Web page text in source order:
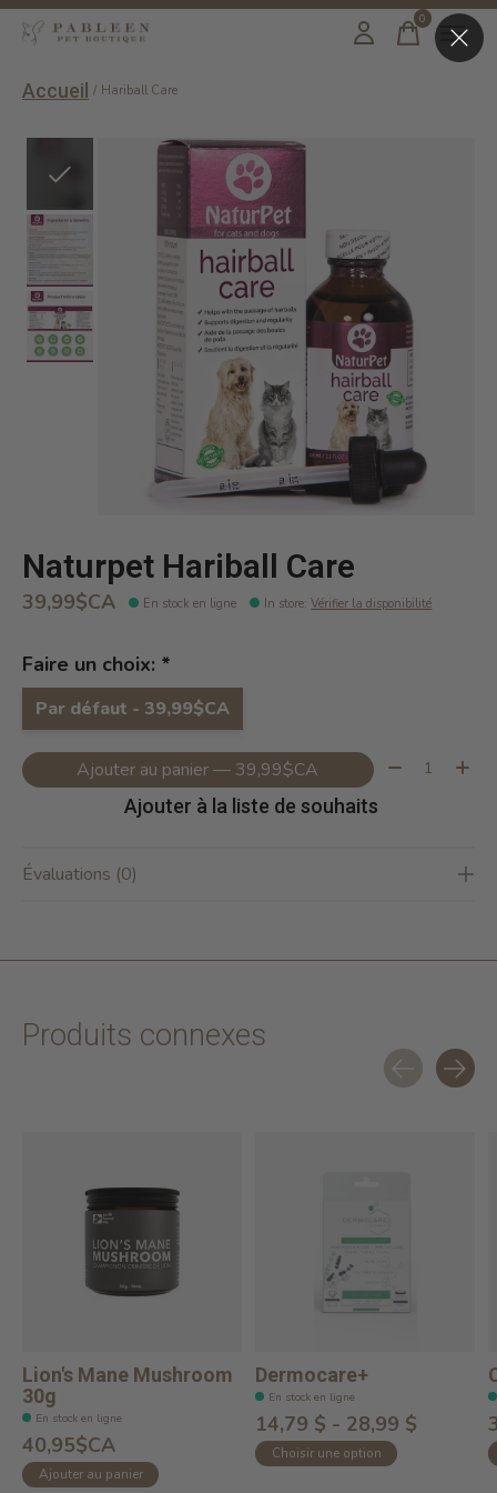
0items
Accueil / Hariball Care
Slideshow Items
Naturpet Hariball Care
39,99$CA En stock en ligne In store:Vérifier la disponibilité
Faire un choix: *
Par défaut - 39,99$CA
Ajouter au panier — 39,99$CA Quantité:
Ajouter à la liste de souhaits
Évaluations (0)
Produits connexes
Lion's Mane Mushroom
30g
En stock en ligne
40,95$CA
Ajouter au panier
Dermocare+
En stock en ligne
14,79 $ - 28,99 $
Choisir une option